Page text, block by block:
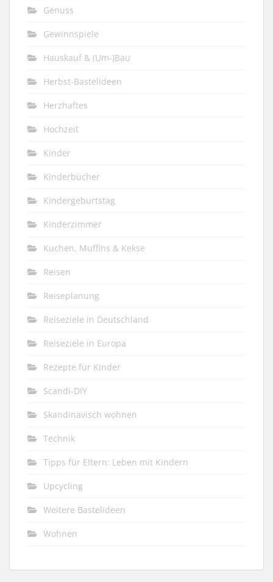
Genuss
Gewinnspiele
Hauskauf & (Um-)Bau
Herbst-Bastelideen
Herzhaftes
Hochzeit
Kinder
Kinderbücher
Kindergeburtstag
Kinderzimmer
Kuchen, Muffins & Kekse
Reisen
Reiseplanung
Reiseziele in Deutschland
Reiseziele in Europa
Rezepte für Kinder
Scandi-DIY
Skandinavisch wohnen
Technik
Tipps für Eltern: Leben mit Kindern
Upcycling
Weitere Bastelideen
Wohnen